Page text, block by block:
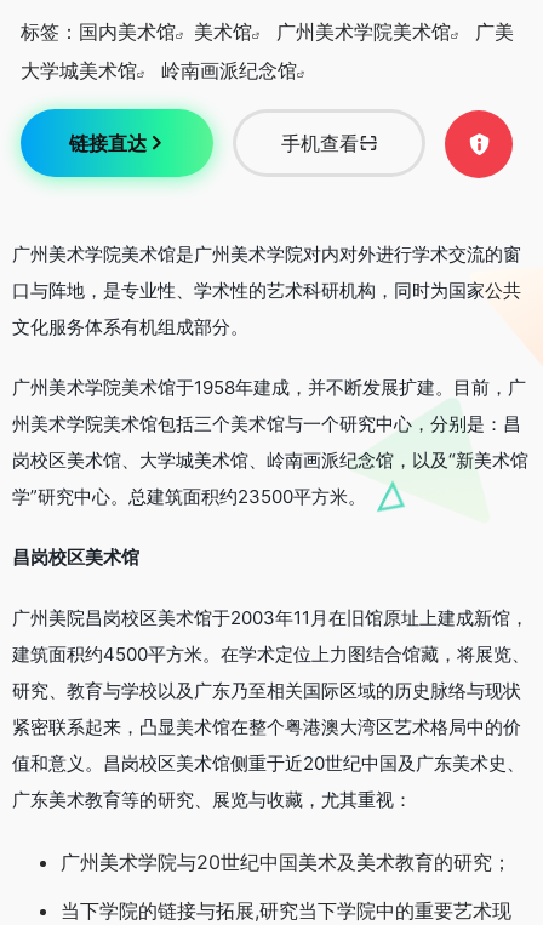
标签： 国内美术馆 美术馆 广州美术学院美术馆
广美
大学城美术馆
岭南画派纪念馆
链接直达 手机查看
广州美术学院美术馆是广州美术学院对内对外进行学术交流的窗
口与阵地，是专业性、学术性的艺术科研机构，同时为国家公共
文化服务体系有机组成部分。
广州美术学院美术馆于1958年建成，并不断发展扩建。目前，广
州美术学院美术馆包括三个美术馆与一个研究中心，分别是：昌
岗校区美术馆、大学城美术馆、岭南画派纪念馆，以及“新美术馆
学”研究中心。总建筑面积约23500平方米。
昌岗校区美术馆
广州美院昌岗校区美术馆于2003年11月在旧馆原址上建成新馆，
建筑面积约4500平方米。在学术定位上力图结合馆藏，将展览、
研究、教育与学校以及广东乃至相关国际区域的历史脉络与现状
紧密联系起来，凸显美术馆在整个粤港澳大湾区艺术格局中的价
值和意义。昌岗校区美术馆侧重于近20世纪中国及广东美术史、
广东美术教育等的研究、展览与收藏，尤其重视：
广州美术学院与20世纪中国美术及美术教育的研究；
当下学院的链接与拓展,研究当下学院中的重要艺术现